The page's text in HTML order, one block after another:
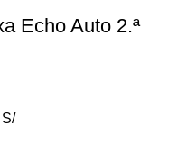
Echo Auto 2.ª
S/